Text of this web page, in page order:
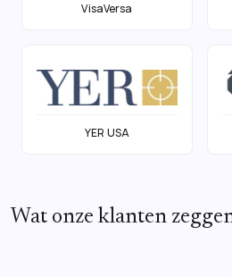
VisaVersa
YER USA
Wat onze klanten